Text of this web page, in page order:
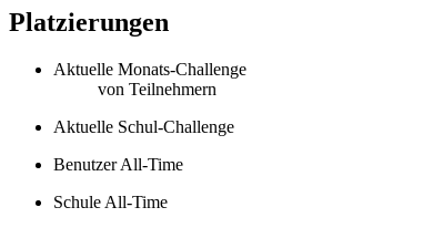
Platzierungen
Aktuelle Monats-Challenge
von Teilnehmern
Aktuelle Schul-Challenge
Benutzer All-Time
Schule All-Time